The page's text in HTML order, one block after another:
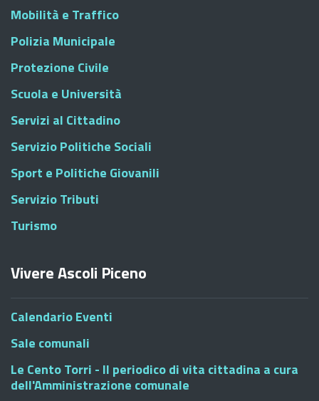
Mobilità e Traffico
Polizia Municipale
Protezione Civile
Scuola e Università
Servizi al Cittadino
Servizio Politiche Sociali
Sport e Politiche Giovanili
Servizio Tributi
Turismo
Vivere Ascoli Piceno
Calendario Eventi
Sale comunali
Le Cento Torri - Il periodico di vita cittadina a cura
dell'Amministrazione comunale